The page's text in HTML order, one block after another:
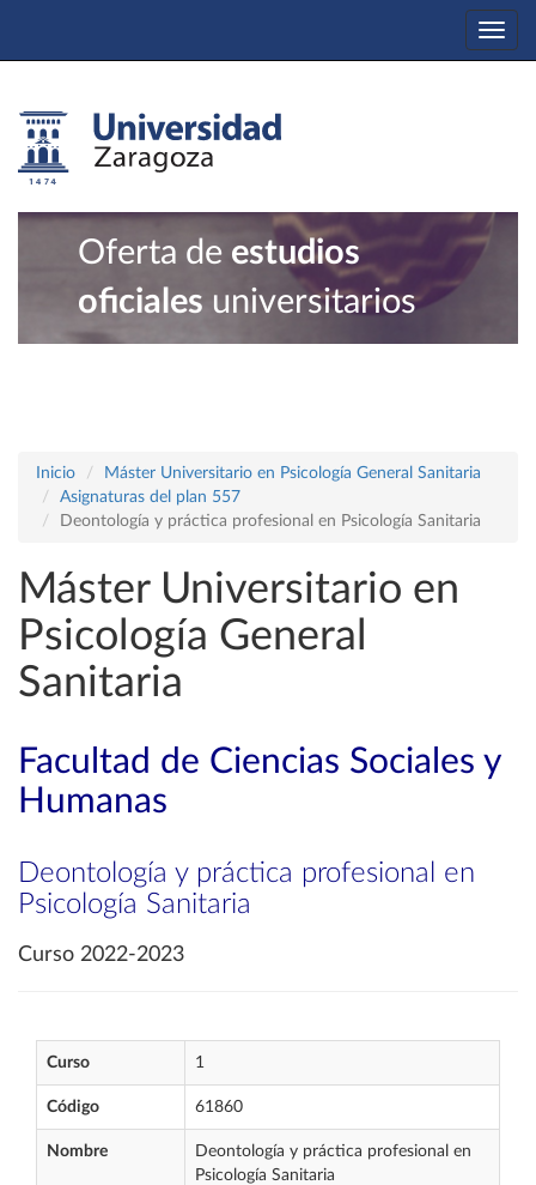
Oferta de estudios
oficiales universitarios
Inicio
Máster Universitario en Psicología General Sanitaria
Asignaturas del plan 557
Deontología y práctica profesional en Psicología Sanitaria
Máster Universitario en
Psicología General
Sanitaria
Facultad de Ciencias Sociales y
Humanas
Deontología y práctica profesional en
Psicología Sanitaria
Curso 2022-2023
Curso 1
Código 61860
Nombre
Deontología y práctica profesional en
Psicología Sanitaria